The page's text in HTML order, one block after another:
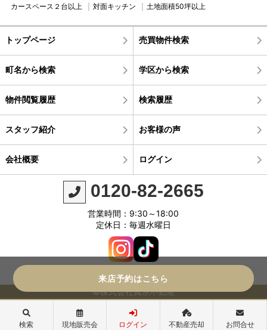
カースペース２台以上
対面キッチン 土地面積50坪以上
トップページ 売買物件検索
町名から検索 学区から検索
物件閲覧履歴 検索履歴
スタッフ紹介 お客様の声
会社概要 ログイン
0120-82-2665
営業時間：9:30～18:00
定休日：毎週水曜日
©株式会社真永不動産
来店予約はこちら
検索 現地販売会 ログイン 不動産売却 お問合せ